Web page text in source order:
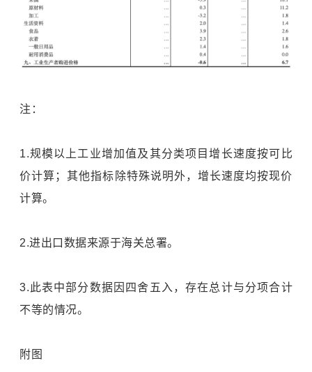
注：
1.规模以上工业增加值及其分类项目增长速度按可比
价计算；其他指标除特殊说明外，增长速度均按现价
计算。
2.进出口数据来源于海关总署。
3.此表中部分数据因四舍五入，存在总计与分项合计
不等的情况。
附图